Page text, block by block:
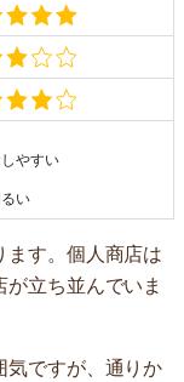
やすい
い
ます。個人商店は
立ち並んでいま
気ですが、通りか